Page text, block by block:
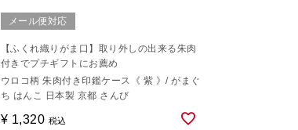
メール便対応
【ふくれ織りがま口】取り外しの出来る朱肉
付きでプチギフトにお薦め
ウロコ柄 朱肉付き印鑑ケース《 紫 》/ がまぐ
ち はんこ 日本製 京都 さんび
¥ 1,320 税込